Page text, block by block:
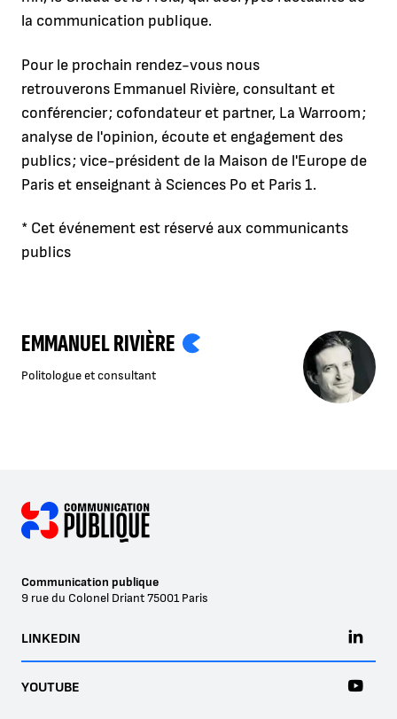
la communication publique.
Pour le prochain rendez-vous nous
retrouverons Emmanuel Rivière, consultant et
conférencier ; cofondateur et partner, La Warroom ;
analyse de l'opinion, écoute et engagement des
publics ; vice-président de la Maison de l'Europe de
Paris et enseignant à Sciences Po et Paris 1.
* Cet événement est réservé aux communicants
publics
EMMANUEL RIVIÈRE
Politologue et consultant
Communication publique
9 rue du Colonel Driant75001 Paris
LINKEDIN
YOUTUBE